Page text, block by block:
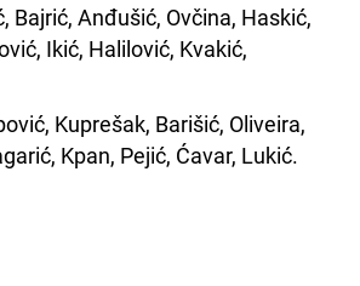
Bajrić, Anđušić, Ovčina, Haskić,
Ikić, Halilović, Kvakić,
Kuprešak, Barišić, Oliveira,
Kpan, Pejić, Ćavar, Lukić.